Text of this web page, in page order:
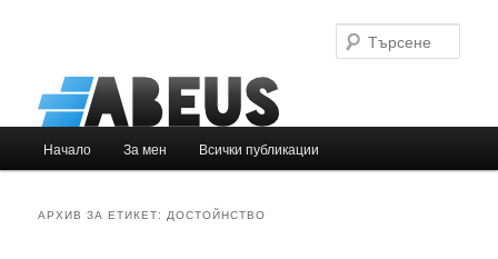
Към
Към
Начало За мен Всички публикации
АРХИВ ЗА ЕТИКЕТ:ДОСТОЙНСТВО